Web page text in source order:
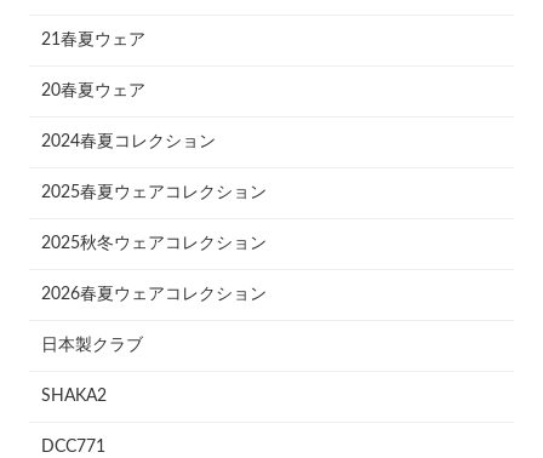
21春夏ウェア
20春夏ウェア
2024春夏コレクション
2025春夏ウェアコレクション
2025秋冬ウェアコレクション
2026春夏ウェアコレクション
日本製クラブ
SHAKA2
DCC771